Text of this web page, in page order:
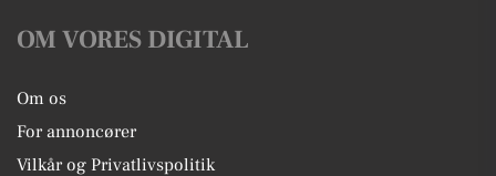
OM VORES DIGITAL
Om os
For annoncører
Vilkår og Privatlivspolitik